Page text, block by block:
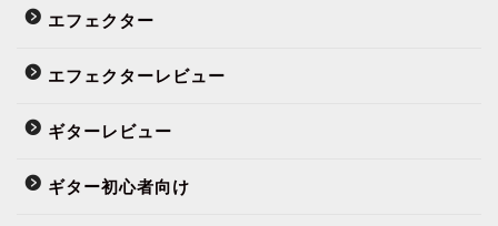
エフェクター
エフェクターレビュー
ギターレビュー
ギター初心者向け